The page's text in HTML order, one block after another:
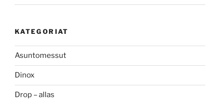
KATEGORIAT
Asuntomessut
Dinox
Drop – allas